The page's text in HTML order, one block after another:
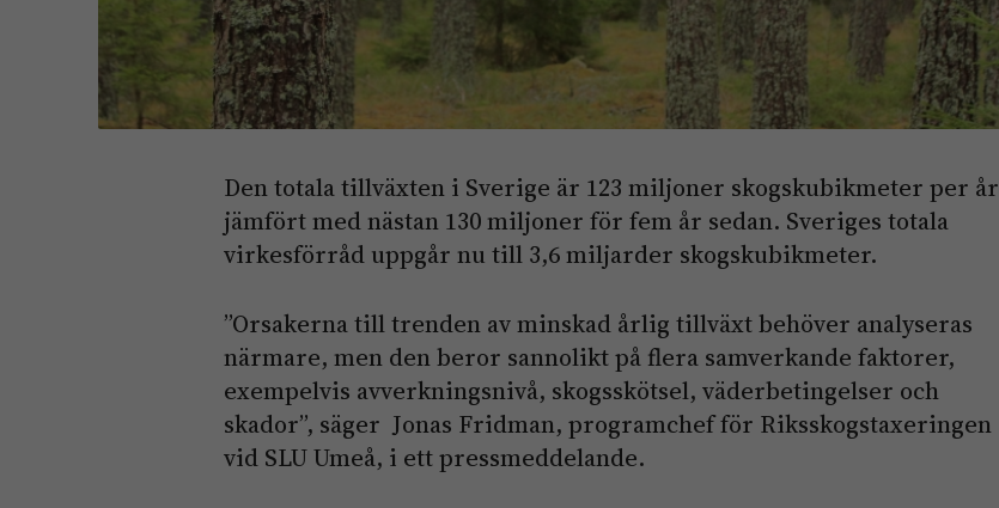
Den totala tillväxten i Sverige är 123 miljoner skogskubikmeter per år
jämfört med nästan 130 miljoner för fem år sedan. Sveriges totala
virkesförråd uppgår nu till 3,6 miljarder skogskubikmeter.
”Orsakerna till trenden av minskad årlig tillväxt behöver analyseras
närmare, men den beror sannolikt på flera samverkande faktorer,
exempelvis avverkningsnivå, skogsskötsel, väderbetingelser och
skador”, säger Jonas Fridman, programchef för Riksskogstaxeringen
vid SLU Umeå, i ett pressmeddelande.